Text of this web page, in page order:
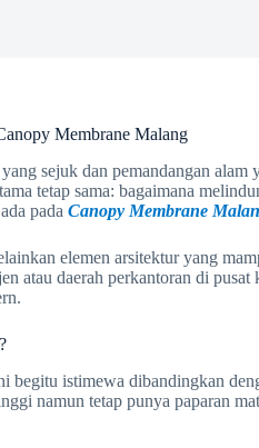
Membrane Malang
sejuk dan pemandangan alam
tetap sama: bagaimana
pada Canopy Membrane
elemen arsitektur yang
atau daerah perkantoran di
istimewa dibandingkan
namun tetap punya paparan